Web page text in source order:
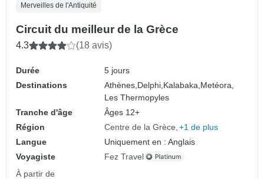
Merveilles de l'Antiquité
Circuit du meilleur de la Grèce
4.3 (18 avis)
Durée
5 jours
Destinations
Athènes, Delphi, Kalabaka, Metéora,
Les Thermopyles
Tranche d'âge
Âges 12+
Région
Centre de la Grèce +1 de plus
Langue
Uniquement en : Anglais
Voyagiste
Fez Travel
À partir de